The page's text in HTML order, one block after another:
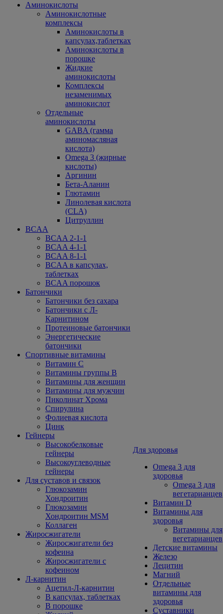
Аминокислоты
Аминокислотные
комплексы
Аминокислоты в
капсулах,таблетках
Аминокислоты в
порошке
Жидкие
аминокислоты
Комплексы
незаменимых
аминокислот
Отдельные
аминокислоты
GABA (гамма
аминомасляная
кислота)
Omega 3 (жирные
кислоты)
Аргинин
Бета-Аланин
Глютамин
Линолевая кислота
(CLA)
Цитруллин
BCAA
BCAA 2-1-1
BCAA 4-1-1
BCAA 8-1-1
BCAA в капсулах,
таблетках
BCAA порошок
Батончики
Батончики без сахара
Батончики с Л-
Карнитином
Протеиновые батончики
Энергетические
батончики
Спортивные витамины
Витамин С
Витамины группы В
Витамины для женщин
Витамины для мужчин
Пиколинат Хрома
Спирулина
Фолиевая кислота
Цинк
Гейнеры
Высокобелковые
гейнеры
Высокоуглеводные
гейнеры
Для суставов и связок
Глюкозамин
Хондроитин
Глюкозамин
Хондроитин MSM
Коллаген
Жиросжигатели
Жиросжигатели без
кофеина
Жиросжигатели с
кофеином
Л-карнитин
Ацетил-Л-карнитин
В капсулах, таблетках
В порошке
Для здоровья
Omega 3 для
здоровья
Omega 3 для
вегетарианцев
Витамин D
Витамины для
здоровья
Витамины для
вегетарианцев
Детские витамины
Железо
Лецитин
Магний
Отдельные
витамины для
здоровья
Суставники